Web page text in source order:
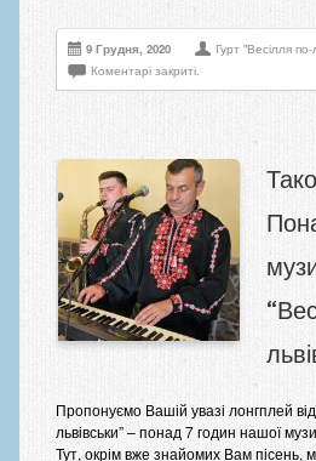
9 Грудня, 2020
Гурт "Весілля по-
Коментарі закриті.
Пропонуємо Вашій увазі лонгплей
львівськи” – понад 7 годин нашої
Тут, окрім вже знайомих Вам пісень,